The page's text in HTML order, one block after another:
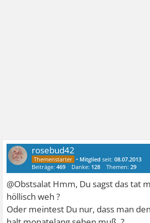
rosebud42
• Mitglied seit:08.07.2013
Beiträge:469 Danke: 128 Themen:29
@Obstsalat Hmm, Du sagst das tat
höllisch weh ?
Oder meintest Du nur, dass man